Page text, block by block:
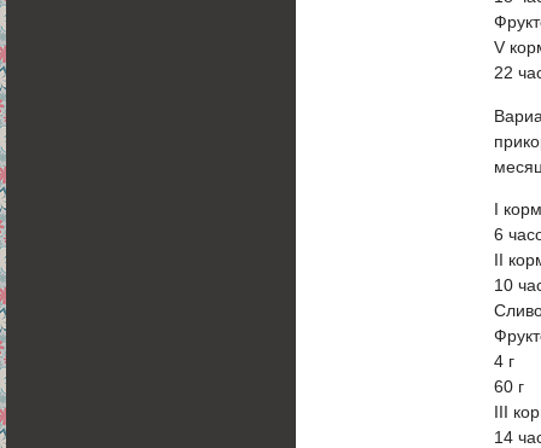
V
22
I
6
II
10
4 г
60 г
III
14